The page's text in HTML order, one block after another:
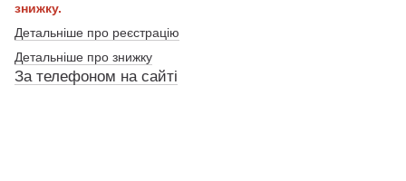
знижку.
Детальніше про реєстрацію
Детальніше про знижку
За телефоном на сайті